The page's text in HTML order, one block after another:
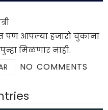
पण आपल्या हजारो चुकाना
मिळणार नाही.
NO COMMENTS